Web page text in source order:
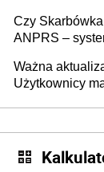
Czy
ANPRS –
pojazdów z
Ważna
Użytkownicy